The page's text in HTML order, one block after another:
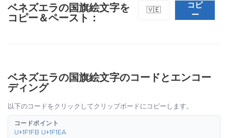
ベネズエラの国旗絵文字を
コピー＆ペースト：
🇻🇪
コピ
ー
ベネズエラの国旗絵文字のコードとエンコー
ディング
以下のコードをクリックしてクリップボードにコピーします。
コードポイント
U+1F1FB U+1F1EA